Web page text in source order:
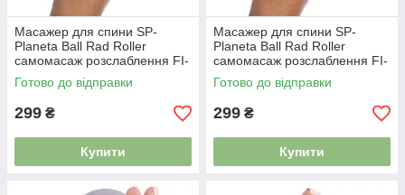
Масажер для спини SP-
Planeta Ball Rad Roller
самомасаж розслаблення FI-
7072 помаранчевий
Готово до відправки
299 ₴
Купити
Масажер для спини SP-
Planeta Ball Rad Roller
самомасаж розслаблення FI-
7072 салатовий
Готово до відправки
299 ₴
Купити